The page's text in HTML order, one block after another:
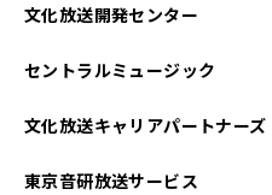
文化放送開発センター
セントラルミュージック
文化放送キャリアパートナーズ
東京音研放送サービス